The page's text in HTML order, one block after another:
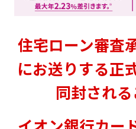
住宅ローン審査
にお送りする正
同封され